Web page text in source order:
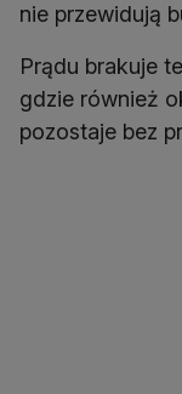
nie przewidują
Prądu brakuje
gdzie również
pozostaje bez